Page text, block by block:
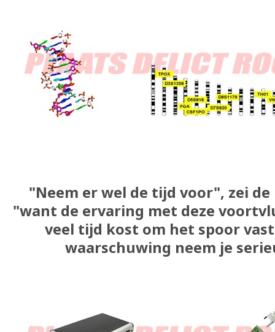
"Neem er wel de tijd voor", zei
"want de ervaring met deze
veel tijd kost om het spoor
waarschuwing neem je